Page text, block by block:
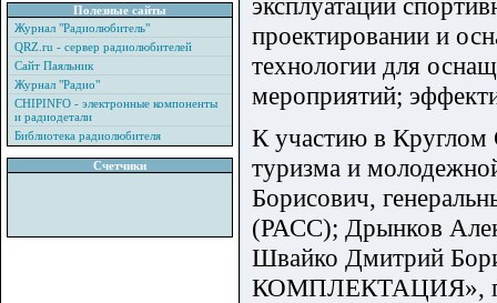
Полезные сайты
Журнал "Радиолюбитель"
QRZ.ru - сервер радиолюбителей
Сайт Паяльник
Журнал "Радио"
CHIPINFO - электронные компоненты
и радиодетали
Библиотека радиолюбителя
Счетчики
проектировании и
технологии для
мероприятий;
К участию в Круглом
туризма и
Борисович,
(РАСС); Дрынков
Швайко Дмитрий
КОМПЛЕКТАЦИЯ»,